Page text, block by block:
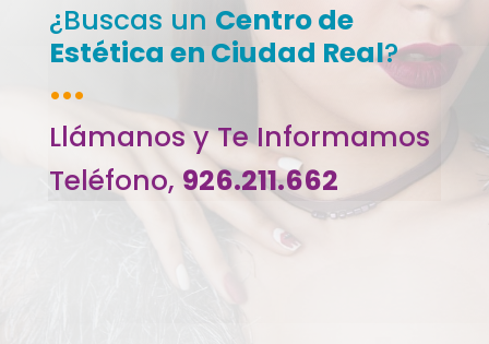
¿Buscas un Centro de
Estética en Ciudad Real?
···
Llámanos y Te Informamos
Teléfono, 926.211.662